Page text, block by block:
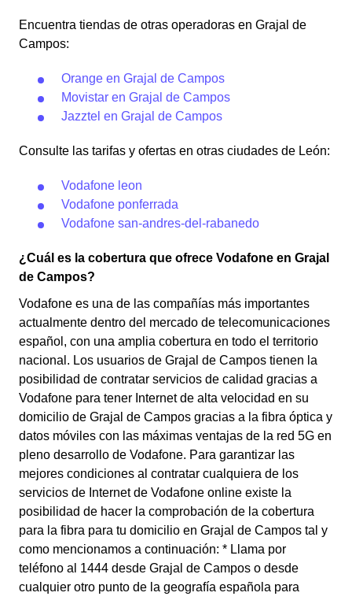
Encuentra tiendas de otras operadoras en Grajal de
Campos:
Orange en Grajal de Campos
Movistar en Grajal de Campos
Jazztel en Grajal de Campos
Consulte las tarifas y ofertas en otras ciudades de León:
Vodafone leon
Vodafone ponferrada
Vodafone san-andres-del-rabanedo
¿Cuál es la cobertura que ofrece Vodafone en Grajal
de Campos?
Vodafone es una de las compañías más importantes
actualmente dentro del mercado de telecomunicaciones
español, con una amplia cobertura en todo el territorio
nacional. Los usuarios de Grajal de Campos tienen la
posibilidad de contratar servicios de calidad gracias a
Vodafone para tener Internet de alta velocidad en su
domicilio de Grajal de Campos gracias a la fibra óptica y
datos móviles con las máximas ventajas de la red 5G en
pleno desarrollo de Vodafone. Para garantizar las
mejores condiciones al contratar cualquiera de los
servicios de Internet de Vodafone online existe la
posibilidad de hacer la comprobación de la cobertura
para la fibra para tu domicilio en Grajal de Campos tal y
como mencionamos a continuación: * Llama por
teléfono al 1444 desde Grajal de Campos o desde
cualquier otro punto de la geografía española para